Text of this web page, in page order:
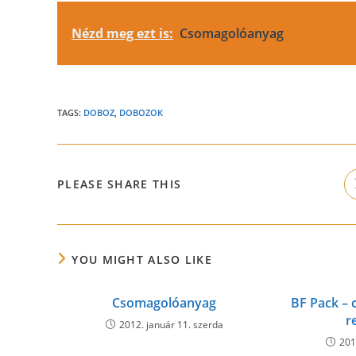
Nézd meg ezt is: Csomagolóanyag
TAGS: DOBOZ, DOBOZOK
PLEASE SHARE THIS
YOU MIGHT ALSO LIKE
Csomagolóanyag
2012. január 11. szerda
BF Pack –